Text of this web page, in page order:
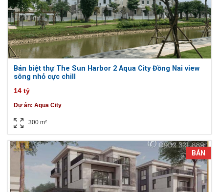
Bán biệt thự The Sun Harbor 2 Aqua City Đồng Nai view
sông nhỏ cực chill
14 tỷ
Dự án: Aqua City
300 m²
BÁN